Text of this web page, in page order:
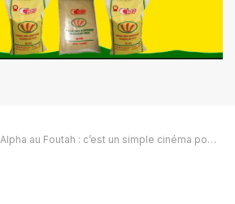
Alpha au Foutah : c’est un simple cinéma pour l’UFDG